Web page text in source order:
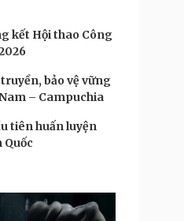
kết Hội thao Công
bảo vệ vững
– Campuchia
tiên huấn luyện
Quốc